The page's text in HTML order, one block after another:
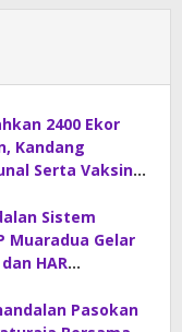
2400 Ekor
Kandang
Serta Vaksin
Sistem
Muaradua Gelar
HAR
Pasokan